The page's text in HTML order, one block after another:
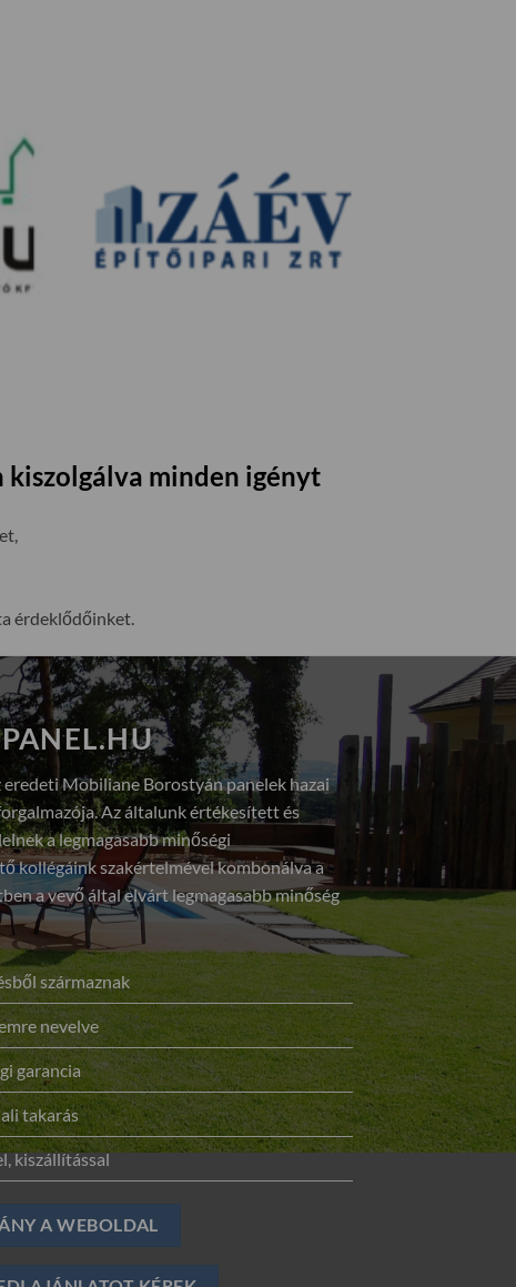
minden igényt
érdeklődőinket.
Mobiliane Borostyán panelek hazai
Az általunk értékesített és
a legmagasabb minőségi
kollégáink szakértelmével kombonálva a
a vevő által elvárt legmagasabb minőség
származnak
nevelve
garancia
takarás
kiszállítással
A WEBOLDAL